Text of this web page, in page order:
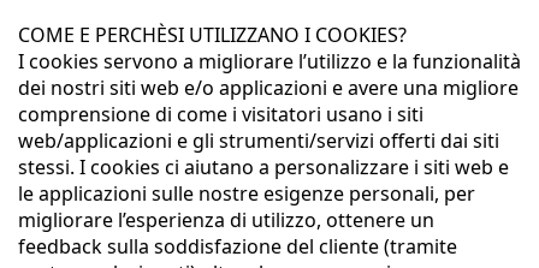
COME E PERCHÈSI UTILIZZANO I COOKIES?
I cookies servono a migliorare l’utilizzo e la funzionalità
dei nostri siti web e/o applicazioni e avere una migliore
comprensione di come i visitatori usano i siti
web/applicazioni e gli strumenti/servizi offerti dai siti
stessi. I cookies ci aiutano a personalizzare i siti web e
le applicazioni sulle nostre esigenze personali, per
migliorare l’esperienza di utilizzo, ottenere un
feedback sulla soddisfazione del cliente (tramite